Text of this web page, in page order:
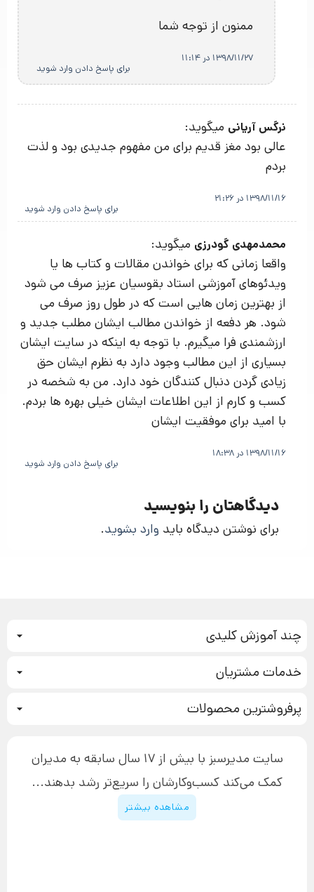
ممنون از توجه شما
1398/11/27 در 11:14
برای پاسخ دادن وارد شوید
نرگس آریانی میگوید:
عالی بود مغز قدیم برای من مفهوم جدیدی بود و لذت
بردم
1398/11/16 در 21:26
برای پاسخ دادن وارد شوید
محمدمهدی گودرزی میگوید:
واقعا زمانی که برای خواندن مقالات و کتاب ها یا
ویدئوهای آموزشی استاد بقوسیان عزیز صرف می شود
از بهترین زمان هایی است که در طول روز صرف می
شود. هر دفعه از خواندن مطالب ایشان مطلب جدید و
ارزشمندی فرا میگیرم. با توجه به اینکه در سایت ایشان
بسیاری از این مطالب وجود دارد به نظرم ایشان حق
زیادی گردن دنبال کنندگان خود دارد. من به شخصه در
کسب و کارم از این اطلاعات ایشان خیلی بهره ها بردم.
با امید برای موفقیت ایشان
1398/11/16 در 18:38
برای پاسخ دادن وارد شوید
دیدگاهتان را بنویسید
برای نوشتن دیدگاه باید وارد بشوید.
چند آموزش کلیدی
بازاریابی عصبی
تبلیغ نویسی
افزایش عملکرد
چگونه کتاب بنویسیم
دوره اینستاگرام
خدمات مشتریان
آموزش دسترسی به دانلود فایل‌ها
پیگیری سفارش
پشتیبانی
قوانین و مقررات سایت
پرفروشترین محصولاتدوره جدید سیستم سازی
سایت مدیرسبز با بیش از 17 سال سابقه به مدیران
کمک می‌کند کسب‌و‌کارشان را سریع‌تر رشد بدهند...
مشاهده بیشتر